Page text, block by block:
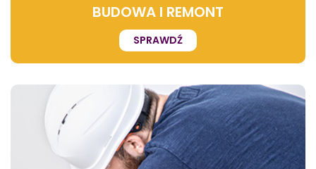
BUDOWA I REMONT
SPRAWDŹ